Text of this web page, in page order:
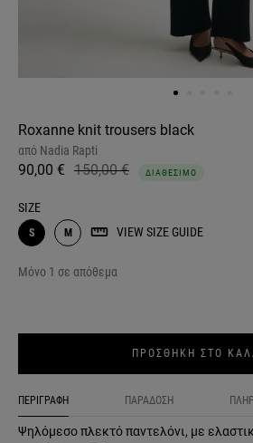
Roxanne knit trousers black
από Nadia Rapti
90,00 € 150,00 € ΔΙΑΘΕΣΙΜΟ
SIZE
S M VIEW SIZE GUIDE
Μόνο 1 σε απόθεμα
ΠΡΟΣΘΗΚΗ ΣΤΟ
ΠΕΡΙΓΡΑΦΗ ΠΑΡΑΔΟΣΗ
Ψηλόμεσο πλεκτό παντελόνι, με